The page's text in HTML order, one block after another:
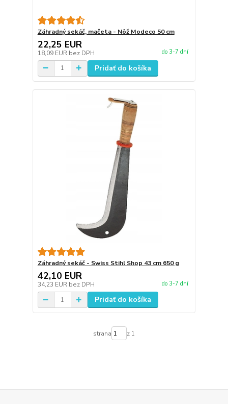
Záhradný sekáč, mačeta - Nôž Modeco 50 cm
22,25 EUR
18,09 EUR bez DPH do 3-7 dní
Pridať do košíka
Záhradný sekáč - Swiss Stihl Shop 43 cm 650 g
42,10 EUR
34,23 EUR bez DPH do 3-7 dní
Pridať do košíka
strana z 1